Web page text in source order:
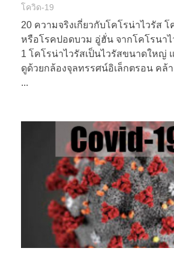
โควิด-19
20 ความจริงเกี่ยวกับโคโรน่าไวรัส โ
หรือโรคปอดบวม อู่ฮั่น จากโคโรนา
1 โคโรน่าไวรัสเป็นไวรัสขนาดใหญ่
ดูด้วยกล้องจุลทรรศน์อิเล็กตรอน คล้
...